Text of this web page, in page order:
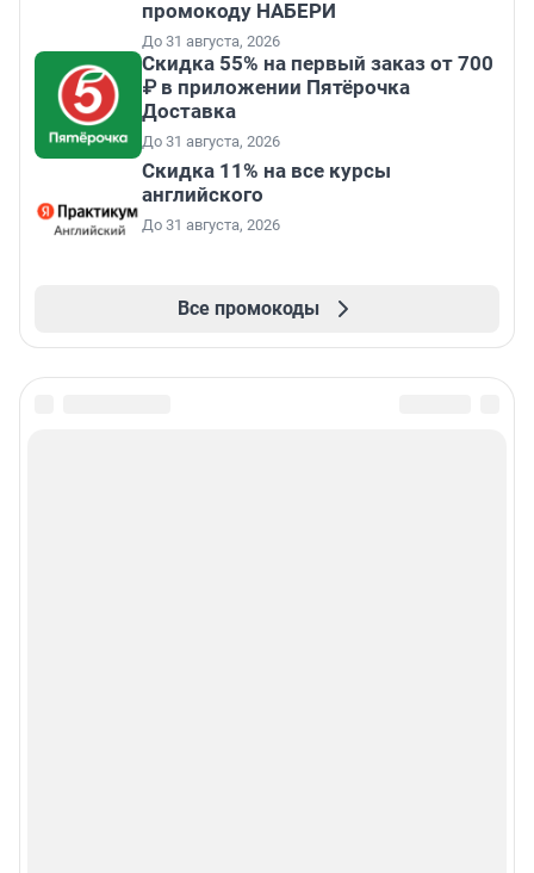
промокоду НАБЕРИ
До 31 августа, 2026
Скидка 55% на первый заказ от 700
₽ в приложении Пятёрочка
Доставка
До 31 августа, 2026
Скидка 11% на все курсы
английского
До 31 августа, 2026
Все промокоды